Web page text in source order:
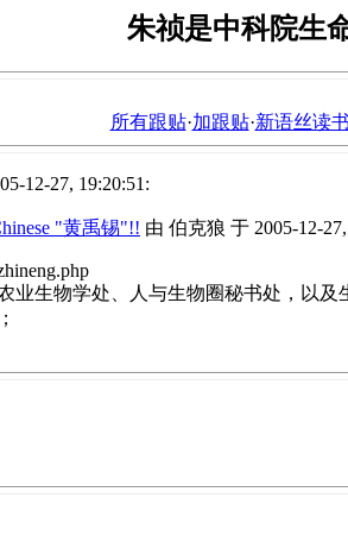
朱祯是中科院生
所有跟贴·加跟贴·新语丝读
12-27, 19:20:51:
"黄禹锡"!! 由 伯克狼 于 2005-12-
业生物学处、人与生物圈秘书处，以